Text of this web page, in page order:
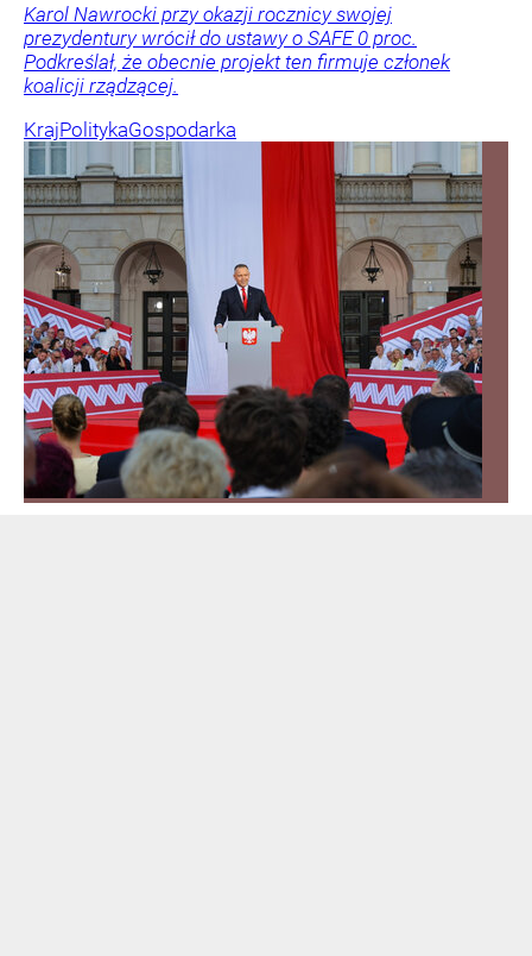
Karol Nawrocki przy okazji rocznicy swojej
prezydentury wrócił do ustawy o SAFE 0 proc.
Podkreślał, że obecnie projekt ten firmuje członek
koalicji rządzącej.
KrajPolitykaGospodarka